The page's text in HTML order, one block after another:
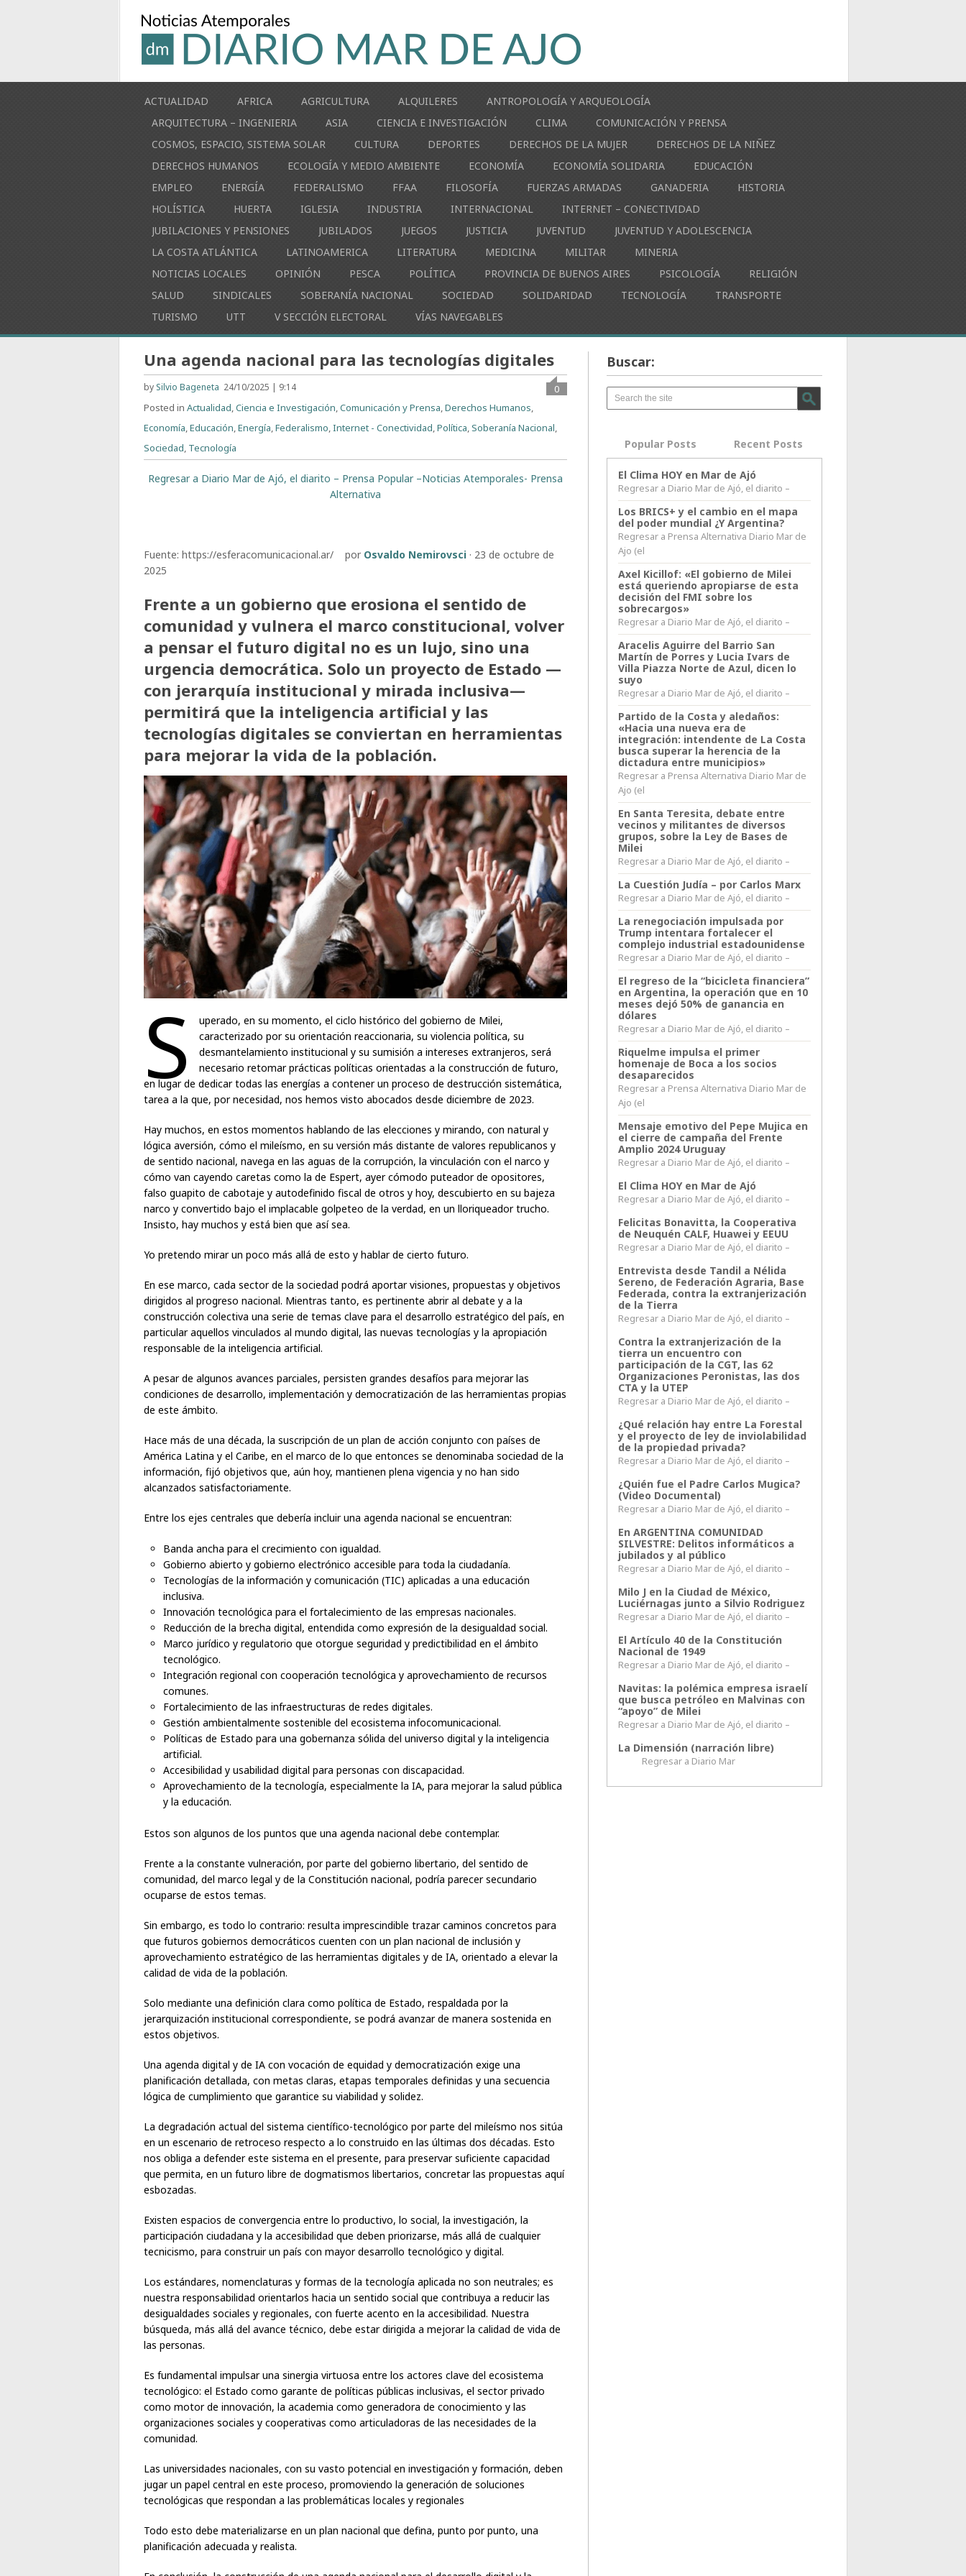
ACTUALIDAD AFRICA AGRICULTURA ALQUILERES
ANTROPOLOGÍA Y ARQUEOLOGÍA
ARQUITECTURA – INGENIERIA
ASIA CIENCIA E INVESTIGACIÓN CLIMA
COMUNICACIÓN Y PRENSA
COSMOS, ESPACIO, SISTEMA SOLAR
CULTURA DEPORTES DERECHOS DE LA MUJER
DERECHOS DE LA NIÑEZ
DERECHOS HUMANOS
ECOLOGÍA Y MEDIO AMBIENTE ECONOMÍA ECONOMÍA SOLIDARIA
EDUCACIÓN
EMPLEO
ENERGÍA FEDERALISMO FFAA FILOSOFÍA FUERZAS ARMADAS GANADERIA
HISTORIA
HOLÍSTICA
HUERTA IGLESIA INDUSTRIA INTERNACIONAL
INTERNET – CONECTIVIDAD
JUBILACIONES Y PENSIONES
JUBILADOS JUEGOS JUSTICIA JUVENTUD
JUVENTUD Y ADOLESCENCIA
LA COSTA ATLÁNTICA
LATINOAMERICA LITERATURA MEDICINA MILITAR
MINERIA
NOTICIAS LOCALES
OPINIÓN PESCA POLÍTICA PROVINCIA DE BUENOS AIRES PSICOLOGÍA
RELIGIÓN
SALUD
SINDICALES SOBERANÍA NACIONAL SOCIEDAD SOLIDARIDAD TECNOLOGÍA
TRANSPORTE
TURISMO
UTT V SECCIÓN ELECTORAL VÍAS NAVEGABLES
Una agenda nacional para las tecnologías digitales
by Silvio Bageneta 24/10/2025 | 9:14
0
Posted inActualidad,Ciencia e Investigación,Comunicación y Prensa,Derechos Humanos,
Economía,Educación,Energía,Federalismo,Internet - Conectividad,Política,Soberanía Nacional,
Sociedad, Tecnología
Regresar a Diario Mar de Ajó, el diarito – Prensa Popular –Noticias Atemporales- Prensa
Alternativa
Fuente: https://esferacomunicacional.ar/ por Osvaldo Nemirovsci · 23 de octubre de
2025
Frente a un gobierno que erosiona el sentido de
comunidad y vulnera el marco constitucional, volver
a pensar el futuro digital no es un lujo, sino una
urgencia democrática. Solo un proyecto de Estado —
con jerarquía institucional y mirada inclusiva—
permitirá que la inteligencia artificial y las
tecnologías digitales se conviertan en herramientas
para mejorar la vida de la población.
S
uperado, en su momento, el ciclo histórico del gobierno de Milei,
caracterizado por su orientación reaccionaria, su violencia política, su
desmantelamiento institucional y su sumisión a intereses extranjeros, será
necesario retomar prácticas políticas orientadas a la construcción de futuro,
en lugar de dedicar todas las energías a contener un proceso de destrucción sistemática,
tarea a la que, por necesidad, nos hemos visto abocados desde diciembre de 2023.
Hay muchos, en estos momentos hablando de las elecciones y mirando, con natural y
lógica aversión, cómo el mileísmo, en su versión más distante de valores republicanos y
de sentido nacional, navega en las aguas de la corrupción, la vinculación con el narco y
cómo van cayendo caretas como la de Espert, ayer cómodo puteador de opositores,
falso guapito de cabotaje y autodefinido fiscal de otros y hoy, descubierto en su bajeza
narco y convertido bajo el implacable golpeteo de la verdad, en un lloriqueador trucho.
Insisto, hay muchos y está bien que así sea.
Yo pretendo mirar un poco más allá de esto y hablar de cierto futuro.
En ese marco, cada sector de la sociedad podrá aportar visiones, propuestas y objetivos
dirigidos al progreso nacional. Mientras tanto, es pertinente abrir al debate y a la
construcción colectiva una serie de temas clave para el desarrollo estratégico del país, en
particular aquellos vinculados al mundo digital, las nuevas tecnologías y la apropiación
responsable de la inteligencia artificial.
A pesar de algunos avances parciales, persisten grandes desafíos para mejorar las
condiciones de desarrollo, implementación y democratización de las herramientas propias
de este ámbito.
Hace más de una década, la suscripción de un plan de acción conjunto con países de
América Latina y el Caribe, en el marco de lo que entonces se denominaba sociedad de la
información, fijó objetivos que, aún hoy, mantienen plena vigencia y no han sido
alcanzados satisfactoriamente.
Entre los ejes centrales que debería incluir una agenda nacional se encuentran:
Banda ancha para el crecimiento con igualdad.
Gobierno abierto y gobierno electrónico accesible para toda la ciudadanía.
Tecnologías de la información y comunicación (TIC) aplicadas a una educación
inclusiva.
Innovación tecnológica para el fortalecimiento de las empresas nacionales.
Reducción de la brecha digital, entendida como expresión de la desigualdad social.
Marco jurídico y regulatorio que otorgue seguridad y predictibilidad en el ámbito
tecnológico.
Integración regional con cooperación tecnológica y aprovechamiento de recursos
comunes.
Fortalecimiento de las infraestructuras de redes digitales.
Gestión ambientalmente sostenible del ecosistema infocomunicacional.
Políticas de Estado para una gobernanza sólida del universo digital y la inteligencia
artificial.
Accesibilidad y usabilidad digital para personas con discapacidad.
Aprovechamiento de la tecnología, especialmente la IA, para mejorar la salud pública
y la educación.
Estos son algunos de los puntos que una agenda nacional debe contemplar.
Frente a la constante vulneración, por parte del gobierno libertario, del sentido de
comunidad, del marco legal y de la Constitución nacional, podría parecer secundario
ocuparse de estos temas.
Sin embargo, es todo lo contrario: resulta imprescindible trazar caminos concretos para
que futuros gobiernos democráticos cuenten con un plan nacional de inclusión y
aprovechamiento estratégico de las herramientas digitales y de IA, orientado a elevar la
calidad de vida de la población.
Solo mediante una definición clara como política de Estado, respaldada por la
jerarquización institucional correspondiente, se podrá avanzar de manera sostenida en
estos objetivos.
Una agenda digital y de IA con vocación de equidad y democratización exige una
planificación detallada, con metas claras, etapas temporales definidas y una secuencia
lógica de cumplimiento que garantice su viabilidad y solidez.
La degradación actual del sistema científico-tecnológico por parte del mileísmo nos sitúa
en un escenario de retroceso respecto a lo construido en las últimas dos décadas. Esto
nos obliga a defender este sistema en el presente, para preservar suficiente capacidad
que permita, en un futuro libre de dogmatismos libertarios, concretar las propuestas aquí
esbozadas.
Existen espacios de convergencia entre lo productivo, lo social, la investigación, la
participación ciudadana y la accesibilidad que deben priorizarse, más allá de cualquier
tecnicismo, para construir un país con mayor desarrollo tecnológico y digital.
Los estándares, nomenclaturas y formas de la tecnología aplicada no son neutrales; es
nuestra responsabilidad orientarlos hacia un sentido social que contribuya a reducir las
desigualdades sociales y regionales, con fuerte acento en la accesibilidad. Nuestra
búsqueda, más allá del avance técnico, debe estar dirigida a mejorar la calidad de vida de
las personas.
Es fundamental impulsar una sinergia virtuosa entre los actores clave del ecosistema
tecnológico: el Estado como garante de políticas públicas inclusivas, el sector privado
como motor de innovación, la academia como generadora de conocimiento y las
organizaciones sociales y cooperativas como articuladoras de las necesidades de la
comunidad.
Las universidades nacionales, con su vasto potencial en investigación y formación, deben
jugar un papel central en este proceso, promoviendo la generación de soluciones
tecnológicas que respondan a las problemáticas locales y regionales
Todo esto debe materializarse en un plan nacional que defina, punto por punto, una
planificación adecuada y realista.
Buscar:
Popular Posts Recent Posts
El Clima HOY en Mar de Ajó
Regresar a Diario Mar de Ajó, el diarito –
Los BRICS+ y el cambio en el mapa
del poder mundial ¿Y Argentina?
Regresar a Prensa Alternativa Diario Mar de
Ajo (el
Axel Kicillof: «El gobierno de Milei
está queriendo apropiarse de esta
decisión del FMI sobre los
sobrecargos»
Regresar a Diario Mar de Ajó, el diarito –
Aracelis Aguirre del Barrio San
Martín de Porres y Lucia Ivars de
Villa Piazza Norte de Azul, dicen lo
suyo
Regresar a Diario Mar de Ajó, el diarito –
Partido de la Costa y aledaños:
«Hacia una nueva era de
integración: intendente de La Costa
busca superar la herencia de la
dictadura entre municipios»
Regresar a Prensa Alternativa Diario Mar de
Ajo (el
En Santa Teresita, debate entre
vecinos y militantes de diversos
grupos, sobre la Ley de Bases de
Milei
Regresar a Diario Mar de Ajó, el diarito –
La Cuestión Judía – por Carlos Marx
Regresar a Diario Mar de Ajó, el diarito –
La renegociación impulsada por
Trump intentara fortalecer el
complejo industrial estadounidense
Regresar a Diario Mar de Ajó, el diarito –
El regreso de la “bicicleta financiera”
en Argentina, la operación que en 10
meses dejó 50% de ganancia en
dólares
Regresar a Diario Mar de Ajó, el diarito –
Riquelme impulsa el primer
homenaje de Boca a los socios
desaparecidos
Regresar a Prensa Alternativa Diario Mar de
Ajo (el
Mensaje emotivo del Pepe Mujica en
el cierre de campaña del Frente
Amplio 2024 Uruguay
Regresar a Diario Mar de Ajó, el diarito –
El Clima HOY en Mar de Ajó
Regresar a Diario Mar de Ajó, el diarito –
Felicitas Bonavitta, la Cooperativa
de Neuquén CALF, Huawei y EEUU
Regresar a Diario Mar de Ajó, el diarito –
Entrevista desde Tandil a Nélida
Sereno, de Federación Agraria, Base
Federada, contra la extranjerización
de la Tierra
Regresar a Diario Mar de Ajó, el diarito –
Contra la extranjerización de la
tierra un encuentro con
participación de la CGT, las 62
Organizaciones Peronistas, las dos
CTA y la UTEP
Regresar a Diario Mar de Ajó, el diarito –
¿Qué relación hay entre La Forestal
y el proyecto de ley de inviolabilidad
de la propiedad privada?
Regresar a Diario Mar de Ajó, el diarito –
¿Quién fue el Padre Carlos Mugica?
(Video Documental)
Regresar a Diario Mar de Ajó, el diarito –
En ARGENTINA COMUNIDAD
SILVESTRE: Delitos informáticos a
jubilados y al público
Regresar a Diario Mar de Ajó, el diarito –
Milo J en la Ciudad de México,
Luciérnagas junto a Silvio Rodriguez
Regresar a Diario Mar de Ajó, el diarito –
El Artículo 40 de la Constitución
Nacional de 1949
Regresar a Diario Mar de Ajó, el diarito –
Navitas: la polémica empresa israelí
que busca petróleo en Malvinas con
“apoyo” de Milei
Regresar a Diario Mar de Ajó, el diarito –
La Dimensión (narración libre)
Regresar a Diario Mar